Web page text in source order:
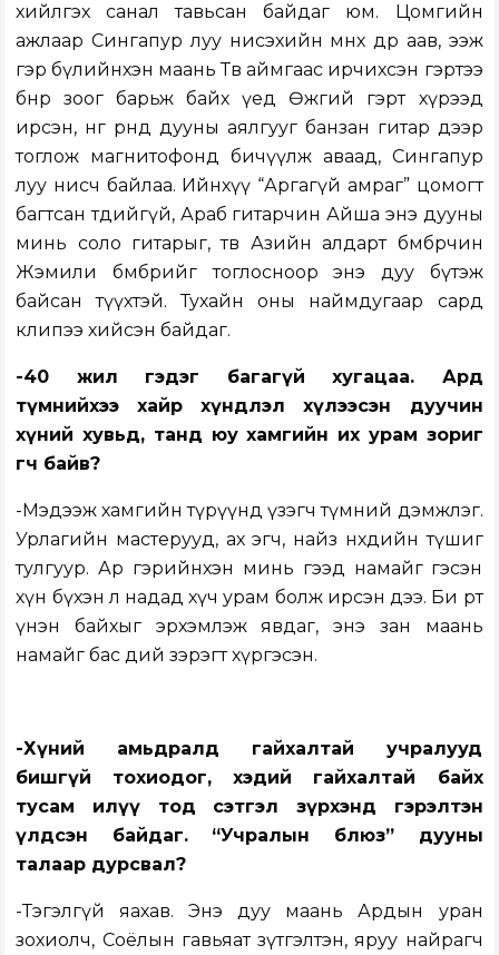
хийлгэх санал тавьсан байдаг юм. Цомгийн
ажлаар Сингапур луу нисэхийн өмнөх өдөр аав, ээж
гэр бүлийнхэн маань Төв аймгаас ирчихсэн гэртээ
бөөнөөрөө зоог барьж байх үед Өөжгий гэрт хүрээд
ирсэн, нөгөө өрөөнд дууны аялгууг банзан гитар дээр
тоглож магнитофонд бичүүлж аваад, Сингапур
луу нисч байлаа. Ийнхүү “Аргагүй амраг” цомогт
багтсан төдийгүй, Араб гитарчин Айша энэ дууны
минь соло гитарыг, төв Азийн алдарт бөмбөрчин
Жэмили бөмбөрийг тоглосноор энэ дуу бүтэж
байсан түүхтэй. Тухайн оны наймдугаар сард
клипээ хийсэн байдаг.
-40 жил гэдэг багагүй хугацаа. Ард
түмнийхээ хайр хүндлэл хүлээсэн дуучин
хүний хувьд, танд юу хамгийн их урам зориг
өгч байв?
-Мэдээж хамгийн түрүүнд үзэгч түмний дэмжлэг.
Урлагийн мастерууд, ах эгч, найз нөхдийн түшиг
тулгуур. Ар гэрийнхэн минь гээд намайг гэсэн
хүн бүхэн л надад хүч урам болж ирсэн дээ. Би өөртөө
үнэн байхыг эрхэмлэж явдаг, энэ зан маань
намайг бас өдий зэрэгт хүргэсэн.
-Хүний амьдралд гайхалтай учралууд
бишгүй тохиодог, хэдий гайхалтай байх
тусам илүү тод сэтгэл зүрхэнд гэрэлтэн
үлдсэн байдаг. “Учралын блюз” дууны
талаар дурсвал?
-Тэгэлгүй яахав. Энэ дуу маань Ардын уран
зохиолч, Соёлын гавьяат зүтгэлтэн, яруу найрагч